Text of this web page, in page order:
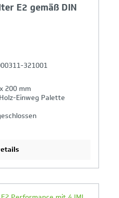
E2 gemäß DIN
321001
200 mm
Einweg Palette